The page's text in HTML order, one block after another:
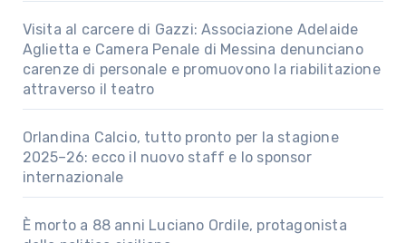
Visita al carcere di Gazzi: Associazione Adelaide
Aglietta e Camera Penale di Messina denunciano
carenze di personale e promuovono la riabilitazione
attraverso il teatro
Orlandina Calcio, tutto pronto per la stagione
2025–26: ecco il nuovo staff e lo sponsor
internazionale
È morto a 88 anni Luciano Ordile, protagonista